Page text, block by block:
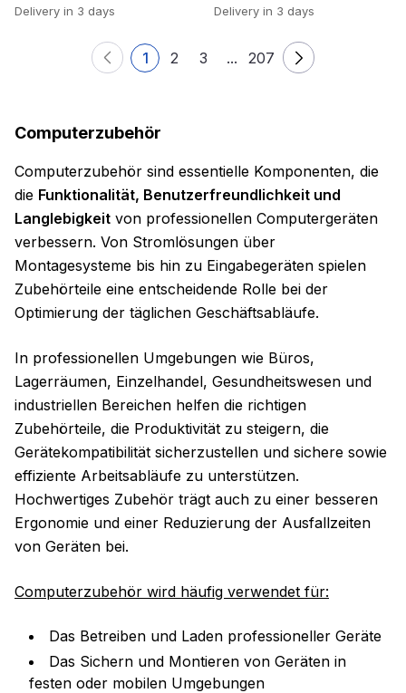
Delivery in 3 days Delivery in 3 days
1 2 3 ... 207
Computerzubehör
Computerzubehör sind essentielle Komponenten, die
die Funktionalität, Benutzerfreundlichkeit und
Langlebigkeit von professionellen Computergeräten
verbessern. Von Stromlösungen über
Montagesysteme bis hin zu Eingabegeräten spielen
Zubehörteile eine entscheidende Rolle bei der
Optimierung der täglichen Geschäftsabläufe.
In professionellen Umgebungen wie Büros,
Lagerräumen, Einzelhandel, Gesundheitswesen und
industriellen Bereichen helfen die richtigen
Zubehörteile, die Produktivität zu steigern, die
Gerätekompatibilität sicherzustellen und sichere sowie
effiziente Arbeitsabläufe zu unterstützen.
Hochwertiges Zubehör trägt auch zu einer besseren
Ergonomie und einer Reduzierung der Ausfallzeiten
von Geräten bei.
Computerzubehör wird häufig verwendet für:
Das Betreiben und Laden professioneller Geräte
Das Sichern und Montieren von Geräten in
festen oder mobilen Umgebungen